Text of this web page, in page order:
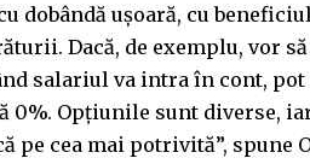
dobândă ușoară, cu
Dacă, de exemplu, vor
salariul va intra în cont, pot
0%. Opțiunile sunt diverse,
pe cea mai potrivită”,